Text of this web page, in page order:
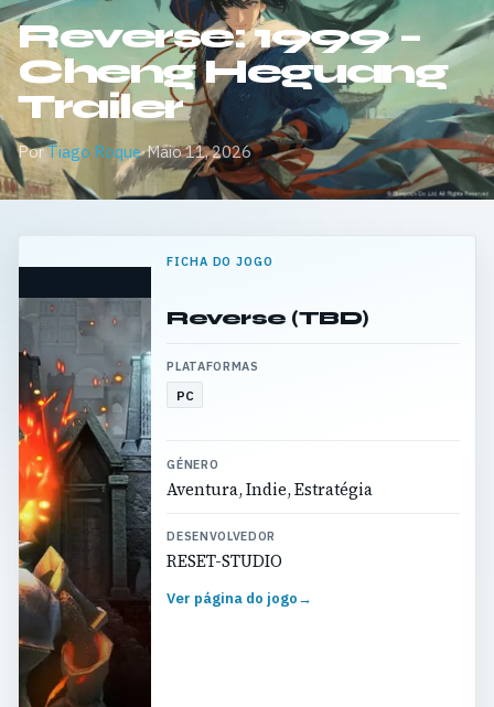
Reverse: 1999 –
Cheng Heguang
Trailer
PorTiago Roque·Maio 11, 2026
FICHA DO JOGO
Reverse (TBD)
PLATAFORMAS
PC
GÉNERO
Aventura, Indie, Estratégia
DESENVOLVEDOR
RESET-STUDIO
Ver página do jogo→